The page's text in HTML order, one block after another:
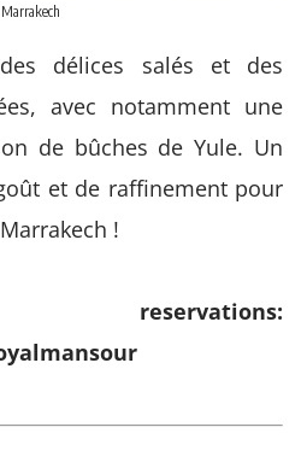
délices salés et des
avec notamment une
de bûches de Yule. Un
et de raffinement pour
!